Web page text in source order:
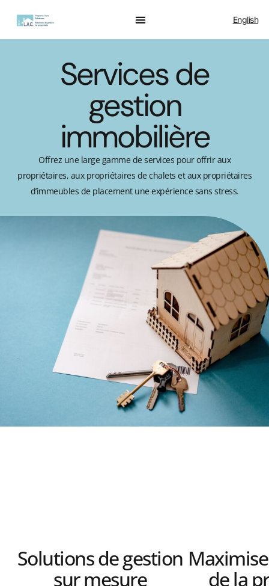
English
Services de
gestion
immobilière
Offrez une large gamme de services pour offrir aux
propriétaires, aux propriétaires de chalets et aux propriétaires
d’immeubles de placement une expérience sans stress.
Solutions de gestion
sur mesure
de la